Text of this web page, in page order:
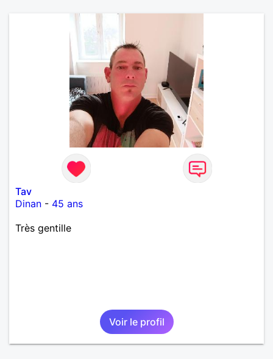
Tav
Dinan - 45 ans
Très gentille
Voir le profil